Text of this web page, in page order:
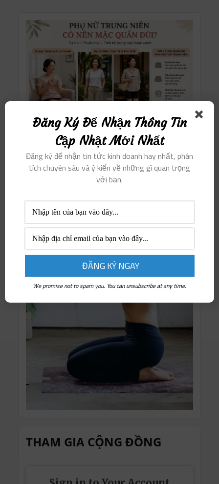
THAM GIA CỘNG ĐỒNG
Đăng Ký Để Nhận Thông Tin
Cập Nhật Mới Nhất
Đăng ký để nhận tin tức kinh doanh hay nhất, phân
tích chuyên sâu và ý kiến ​​về những gì quan trọng
với bạn.
We promise not to spam you. You can unsubscribe at any time.